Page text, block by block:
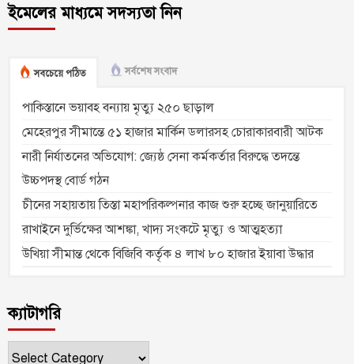
ইমেলের মাধ্যমে সদস্যতা নিন
সবচেয়ে পঠিত সর্বশেষ সংবাদ
পাকিস্তানে ভয়াবহ বন্যায় মৃত্যু ২৫০ ছাড়াল
মেহেরপুর সীমান্তে ৫১ হাজার মার্কিন ডলারসহ চোরাকারবারী আটক
নারী নির্যাতনের অভিযোগ: জ্যেষ্ঠ সেনা কর্মকর্তার বিরুদ্ধে তদন্তে
উচ্চপদস্থ বোর্ড গঠন
চীনের সহায়তায় তিস্তা মহাপরিকল্পনার কাজ শুরু হচ্ছে জানুয়ারিতে
রাখাইনে দুর্ভিক্ষের আশঙ্কা, খাদ্য সংকটে মৃত্যু ও আত্মহত্যা
উখিয়া সীমান্ত থেকে বিজিবি কর্তৃক ৪ লাখ ৮০ হাজার ইয়াবা উদ্ধার
ক্যাটাগরি
ক্যাটাগরি